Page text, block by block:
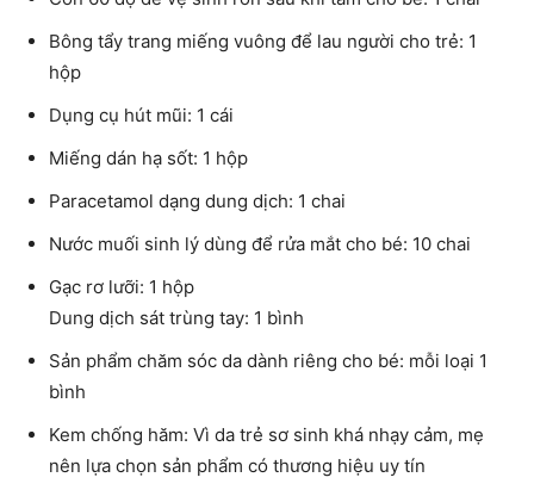
Bông tẩy trang miếng vuông để lau người cho trẻ: 1
hộp
Dụng cụ hút mũi: 1 cái
Miếng dán hạ sốt: 1 hộp
Paracetamol dạng dung dịch: 1 chai
Nước muối sinh lý dùng để rửa mắt cho bé: 10 chai
Gạc rơ lưỡi: 1 hộp
Dung dịch sát trùng tay: 1 bình
Sản phẩm chăm sóc da dành riêng cho bé: mỗi loại 1
bình
Kem chống hăm: Vì da trẻ sơ sinh khá nhạy cảm, mẹ
nên lựa chọn sản phẩm có thương hiệu uy tín